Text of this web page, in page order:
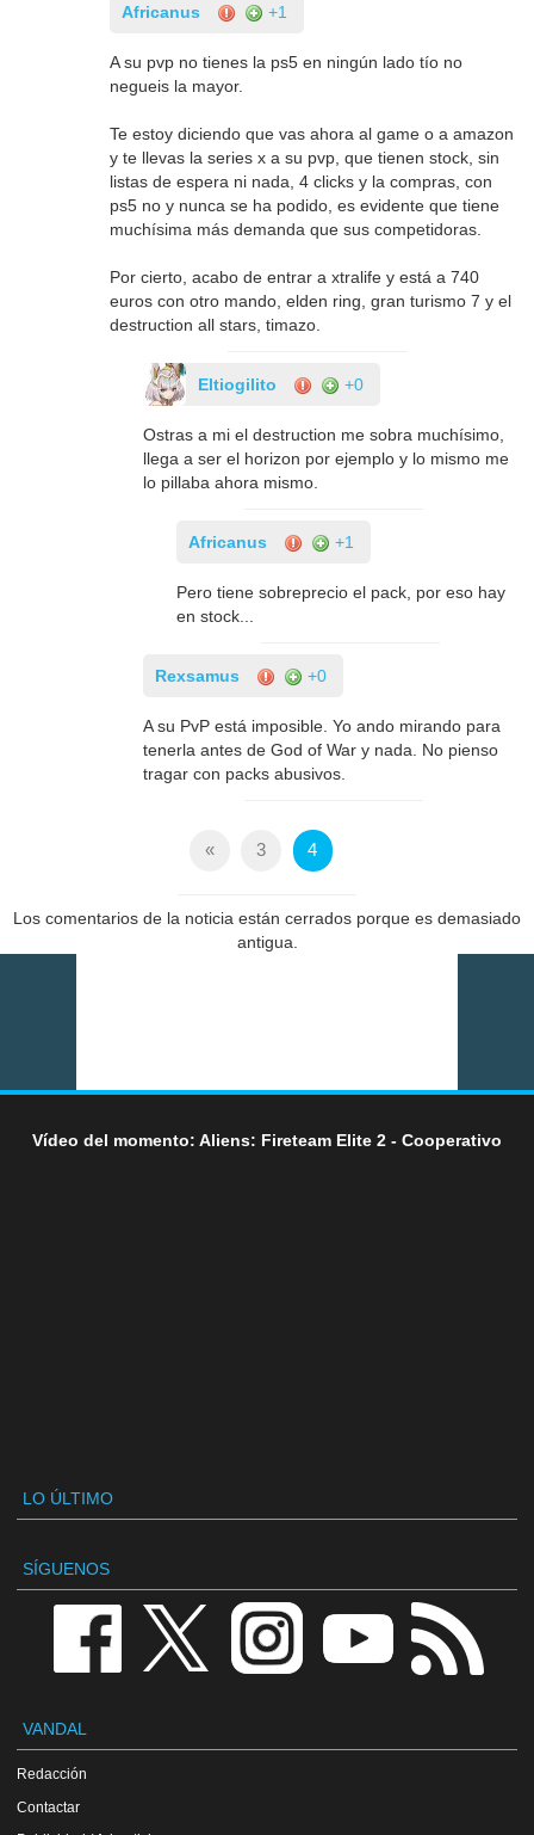
Africanus +1
A su pvp no tienes la ps5 en ningún lado tío no
negueis la mayor.
Te estoy diciendo que vas ahora al game o a amazon
y te llevas la series x a su pvp, que tienen stock, sin
listas de espera ni nada, 4 clicks y la compras, con
ps5 no y nunca se ha podido, es evidente que tiene
muchísima más demanda que sus competidoras.
Por cierto, acabo de entrar a xtralife y está a 740
euros con otro mando, elden ring, gran turismo 7 y el
destruction all stars, timazo.
Eltiogilito +0
Ostras a mi el destruction me sobra muchísimo,
llega a ser el horizon por ejemplo y lo mismo me
lo pillaba ahora mismo.
Africanus +1
Pero tiene sobreprecio el pack, por eso hay
en stock...
Rexsamus +0
A su PvP está imposible. Yo ando mirando para
tenerla antes de God of War y nada. No pienso
tragar con packs abusivos.
« 3 4
Los comentarios de la noticia están cerrados porque es demasiado
antigua.
Vídeo del momento: Aliens: Fireteam Elite 2 - Cooperativo
LO ÚLTIMO
SÍGUENOS
VANDAL
Redacción
Contactar